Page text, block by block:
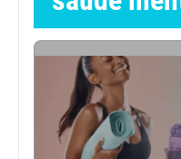
Bem estar
Vida Saudável
Saúde da mulher